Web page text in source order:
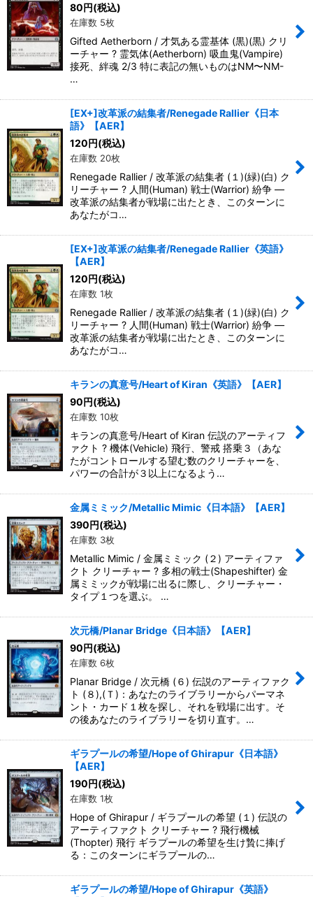
80円(税込)
在庫数 5枚
Gifted Aetherborn / 才気ある霊基体 (黒)(黒) クリ
ーチャー ? 霊気体(Aetherborn) 吸血鬼(Vampire)
接死、絆魂 2/3 特に表記の無いものはNM〜NM-
…
[EX+]改革派の結集者/Renegade Rallier《日本
語》【AER】
120円(税込)
在庫数 20枚
Renegade Rallier / 改革派の結集者 (１)(緑)(白) ク
リーチャー ? 人間(Human) 戦士(Warrior) 紛争 ―
改革派の結集者が戦場に出たとき、このターンに
あなたがコ…
[EX+]改革派の結集者/Renegade Rallier《英語》
【AER】
120円(税込)
在庫数 1枚
Renegade Rallier / 改革派の結集者 (１)(緑)(白) ク
リーチャー ? 人間(Human) 戦士(Warrior) 紛争 ―
改革派の結集者が戦場に出たとき、このターンに
あなたがコ…
キランの真意号/Heart of Kiran《英語》【AER】
90円(税込)
在庫数 10枚
キランの真意号/Heart of Kiran 伝説のアーティフ
ァクト ? 機体(Vehicle) 飛行、警戒 搭乗３（あな
たがコントロールする望む数のクリーチャーを、
パワーの合計が３以上になるよう…
金属ミミック/Metallic Mimic《日本語》【AER】
390円(税込)
在庫数 3枚
Metallic Mimic / 金属ミミック (２) アーティファ
クト クリーチャー ? 多相の戦士(Shapeshifter) 金
属ミミックが戦場に出るに際し、クリーチャー・
タイプ１つを選ぶ。 …
次元橋/Planar Bridge《日本語》【AER】
90円(税込)
在庫数 6枚
Planar Bridge / 次元橋 (６) 伝説のアーティファク
ト (８),(Ｔ)：あなたのライブラリーからパーマネ
ント・カード１枚を探し、それを戦場に出す。そ
の後あなたのライブラリーを切り直す。…
ギラプールの希望/Hope of Ghirapur《日本語》
【AER】
190円(税込)
在庫数 1枚
Hope of Ghirapur / ギラプールの希望 (１) 伝説の
アーティファクト クリーチャー ? 飛行機械
(Thopter) 飛行 ギラプールの希望を生け贄に捧げ
る：このターンにギラプールの…
ギラプールの希望/Hope of Ghirapur《英語》